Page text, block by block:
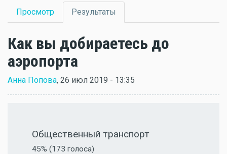
Главные вкладки
Просмотр Результаты
Как вы добираетесь до
аэропорта
Анна Попова, 26 июл 2019 - 13:35
Общественный транспорт
45% (173 голоса)